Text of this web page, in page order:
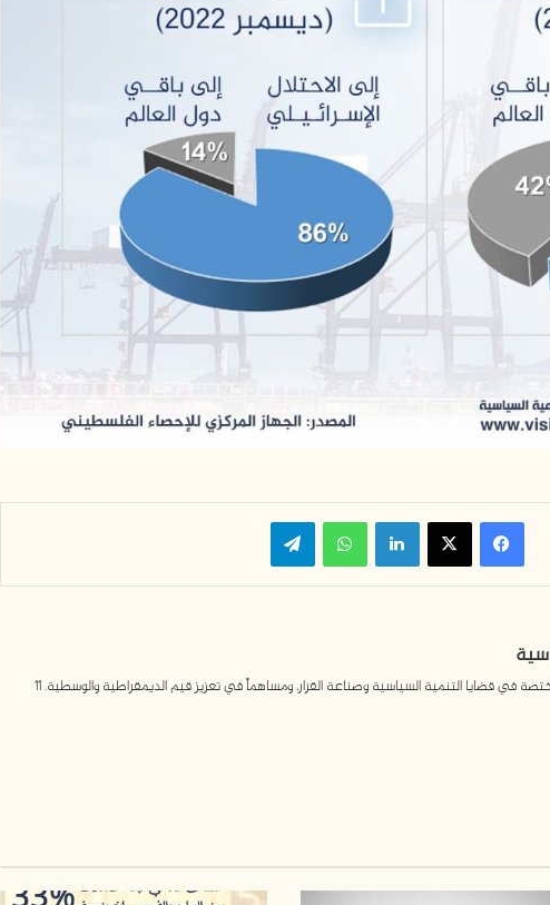
فيسبوك ‫X لينكدإن واتساب تيلقرام
في قضايا التنمية السياسية وصناعة القرار، ومساهماً في تعزيز قيم الديمقراطية والوسطية. 11